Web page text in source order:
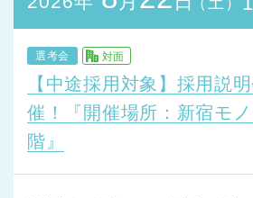
選考会 対面
【中途採用対象】採用説
催！『開催場所：新宿モ
階』